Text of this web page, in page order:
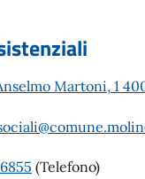
Martoni, 1
(Telefono)